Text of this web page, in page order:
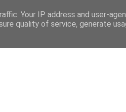
Your IP address and user-
quality of service, generate